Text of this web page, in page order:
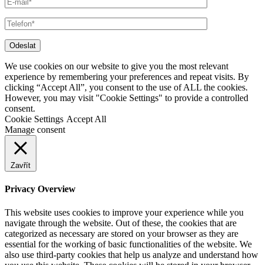
Odeslat
We use cookies on our website to give you the most relevant
experience by remembering your preferences and repeat visits. By
clicking “Accept All”, you consent to the use of ALL the cookies.
However, you may visit "Cookie Settings" to provide a controlled
consent.
Cookie Settings Accept All
Manage consent
Zavřít
Privacy Overview
This website uses cookies to improve your experience while you
navigate through the website. Out of these, the cookies that are
categorized as necessary are stored on your browser as they are
essential for the working of basic functionalities of the website. We
also use third-party cookies that help us analyze and understand how